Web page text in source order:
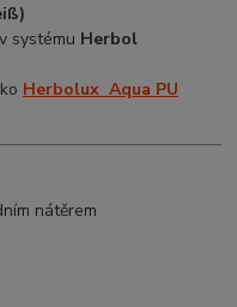
systému Herbol
Herbolux Aqua PU
nátěrem